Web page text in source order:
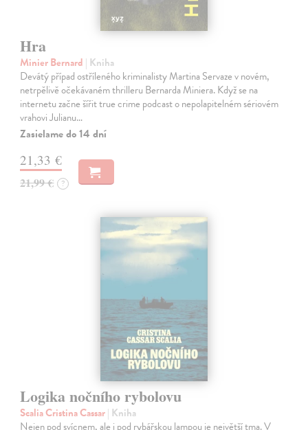
Hra
Minier Bernard | Kniha
Devátý případ ostříleného kriminalisty Martina Servaze v novém,
netrpělivě očekávaném thrilleru Bernarda Miniera. Když se na
internetu začne šířit true crime podcast o nepolapitelném sériovém
vrahovi Julianu…
Zasielame do 14 dní
21,33 €
21,99 € ?
Logika nočního rybolovu
Scalia Cristina Cassar| Kniha
Nejen pod svícnem, ale i pod rybářskou lampou je největší tma. V